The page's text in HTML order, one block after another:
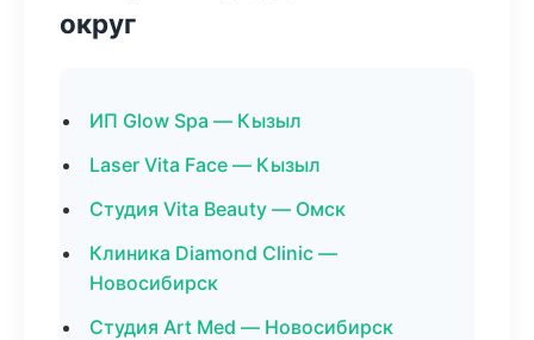
округ
ИП Glow Spa — Кызыл
Laser Vita Face — Кызыл
Студия Vita Beauty — Омск
Клиника Diamond Clinic —
Новосибирск
Студия Art Med — Новосибирск